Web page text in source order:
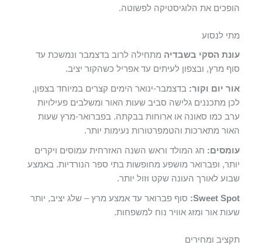
הופכים את הלוגיסטיקה לפשוטה.
מתי לנסוע
עונת הסקי בשבדיה מתחילה לרוב בדצמבר ונמשכת עד
סוף מרץ, ובצפון לעיתים עד אפריל כשהקור יציב.
אור יום וקור: בדצמבר-ינואר הימים קצרים במיוחד בצפון,
לכן מתכננים גלישה סביב שעות האור ומשלבים פעילויות
ערב כמו סאונה או ארוחות בבקתה. בפברואר-מרץ שעות
האור מתארכות והטמפרטורות נעימות יותר.
עומסים: חג המולד וראש השנה האזרחית עמוסים ויקרים
יותר, ופברואר מושפע מחופשות בתי ספר הנורדיות. באמצע
שבוע לאורך העונה שקט וזול יותר.
Sweet Spot:
סוף פברואר עד אמצע מרץ – שלג יציב, יותר
שעות אור ומזג אוויר נוח למשפחות.
תקציב ומחירים